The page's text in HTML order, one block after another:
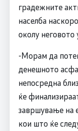
градежните
населба
околу
-Морам да
денешното
непосредна
ќе
завршување на
кои што ќе